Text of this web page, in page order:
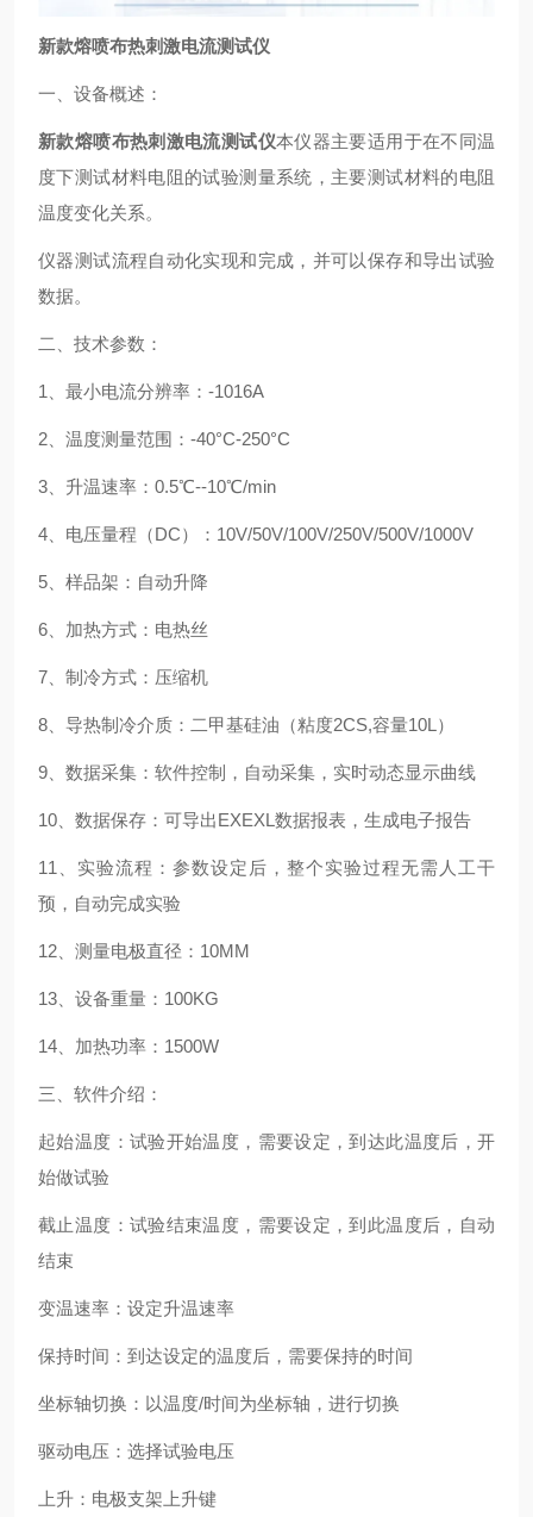
新款熔喷布热刺激电流测试仪
一、设备概述：
新款熔喷布热刺激电流测试仪本仪器主要适用于在不同温
度下测试材料电阻的试验测量系统，主要测试材料的电阻
温度变化关系。
仪器测试流程自动化实现和完成，并可以保存和导出试验
数据。
二、技术参数：
1、最小电流分辨率：-1016A
2、温度测量范围：-40°C-250°C
3、升温速率：0.5℃--10℃/min
4、电压量程（DC）：10V/50V/100V/250V/500V/1000V
5、样品架：自动升降
6、加热方式：电热丝
7、制冷方式：压缩机
8、导热制冷介质：二甲基硅油（粘度2CS,容量10L）
9、数据采集：软件控制，自动采集，实时动态显示曲线
10、数据保存：可导出EXEXL数据报表，生成电子报告
11、实验流程：参数设定后，整个实验过程无需人工干
预，自动完成实验
12、测量电极直径：10MM
13、设备重量：100KG
14、加热功率：1500W
三、软件介绍：
起始温度：试验开始温度，需要设定，到达此温度后，开
始做试验
截止温度：试验结束温度，需要设定，到此温度后，自动
结束
变温速率：设定升温速率
保持时间：到达设定的温度后，需要保持的时间
坐标轴切换：以温度/时间为坐标轴，进行切换
驱动电压：选择试验电压
上升：电极支架上升键